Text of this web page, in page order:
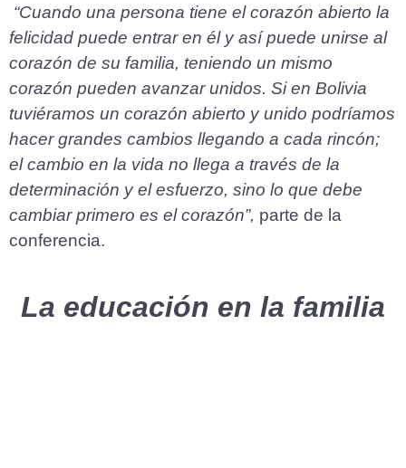
“Cuando una persona tiene el corazón abierto la
felicidad puede entrar en él y así puede unirse al
corazón de su familia, teniendo un mismo
corazón pueden avanzar unidos. Si en Bolivia
tuviéramos un corazón abierto y unido podríamos
hacer grandes cambios llegando a cada rincón;
el cambio en la vida no llega a través de la
determinación y el esfuerzo, sino lo que debe
cambiar primero es el corazón”, parte de la
conferencia.
La educación en la familia